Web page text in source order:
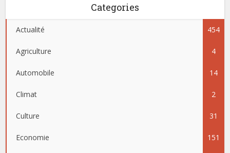
Categories
Actualité 454
Agriculture 4
Automobile 14
Climat 2
Culture 31
Economie 151